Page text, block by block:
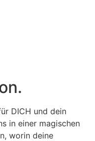
DICH und dein
in einer magischen
worin deine